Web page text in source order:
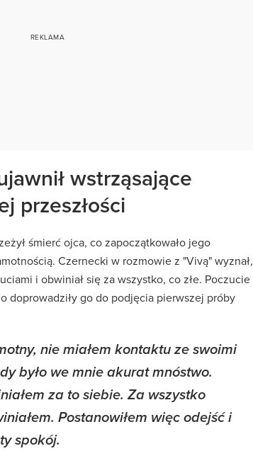
wstrząsające
przeszłości
śmierć ojca, co zapoczątkowało jego
Czernecki w rozmowie z "Vivą" wyznał,
i obwiniał się za wszystko, co złe. Poczucie
doprowadziły go do podjęcia pierwszej próby
nie miałem kontaktu ze swoimi
było we mnie akurat mnóstwo.
za to siebie. Za wszystko
Postanowiłem więc odejść i
spokój.